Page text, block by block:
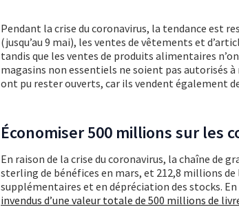
Pendant la crise du coronavirus, la tendance est
(jusqu’au 9 mai), les ventes de vêtements et
tandis que les ventes de produits alimentaires
magasins non essentiels ne soient pas autorisés
ont pu rester ouverts, car ils vendent également
Économiser 500 millions sur les
En raison de la crise du coronavirus, la chaîne de
sterling de bénéfices en mars, et 212,8 millions
supplémentaires et en dépréciation des stocks.
invendus d’une valeur totale de 500 millions de